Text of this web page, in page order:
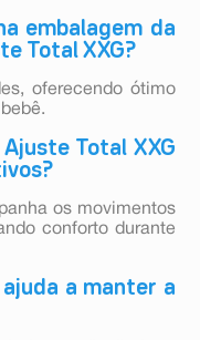
embalagem da
Total XXG?
oferecendo ótimo
Total XXG
os movimentos
conforto durante
a manter a